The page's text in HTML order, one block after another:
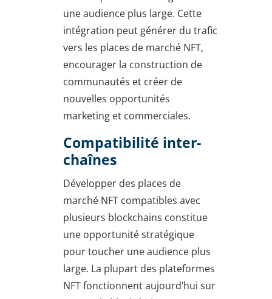
une audience plus large. Cette
intégration peut générer du trafic
vers les places de marché NFT,
encourager la construction de
communautés et créer de
nouvelles opportunités
marketing et commerciales.
Compatibilité inter-
chaînes
Développer des places de
marché NFT compatibles avec
plusieurs blockchains constitue
une opportunité stratégique
pour toucher une audience plus
large. La plupart des plateformes
NFT fonctionnent aujourd’hui sur